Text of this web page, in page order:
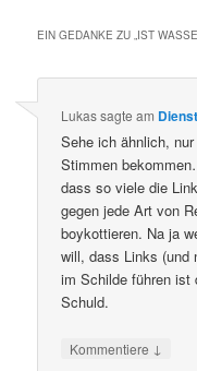
EIN GEDANKE ZU „IST
Lukassagte am
Sehe ich ähnlich,
Stimmen
dass so viele die
gegen jede Art von
boykottieren. Na ja
will, dass Links (und
im Schilde führen ist
Schuld.
Kommentiere ↓